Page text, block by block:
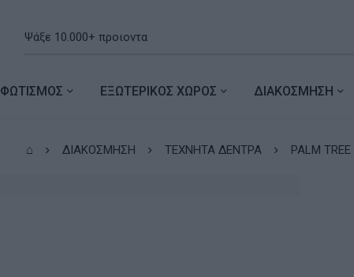
ΦΩΤΙΣΜΟΣ ΕΞΩΤΕΡΙΚΟΣ ΧΩΡΟΣ ΔΙΑΚΟΣΜΗΣΗ
⌂ ΔΙΑΚΟΣΜΗΣΗ ΤΕΧΝΗΤΑ ΔΕΝΤΡΑ